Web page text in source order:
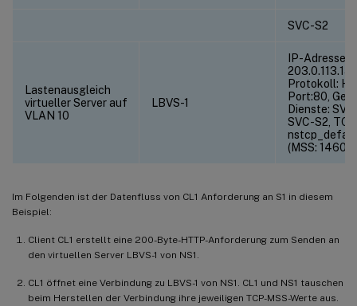
SVC-S2
Lastenausgleich
virtueller Server auf
VLAN 10
LBVS-1
IP-Adresse =
203.0.113.15,
Protokoll:
Port:80,
Dienste:
SVC-S2,
(MSS: 1460)
Im Folgenden ist der Datenfluss von CL1 Anforderung an S1 in diesem
Beispiel:
Client CL1 erstellt eine 200-Byte-HTTP-Anforderung zum Senden an
den virtuellen Server LBVS-1 von NS1.
CL1 öffnet eine Verbindung zu LBVS-1 von NS1. CL1 und NS1 tauschen
beim Herstellen der Verbindung ihre jeweiligen TCP-MSS-Werte aus.